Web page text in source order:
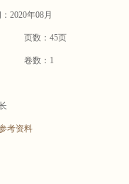
2020年08月
页数：45页
卷数：1
考资料